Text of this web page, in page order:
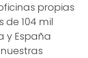
propias
de 104 mil
y España